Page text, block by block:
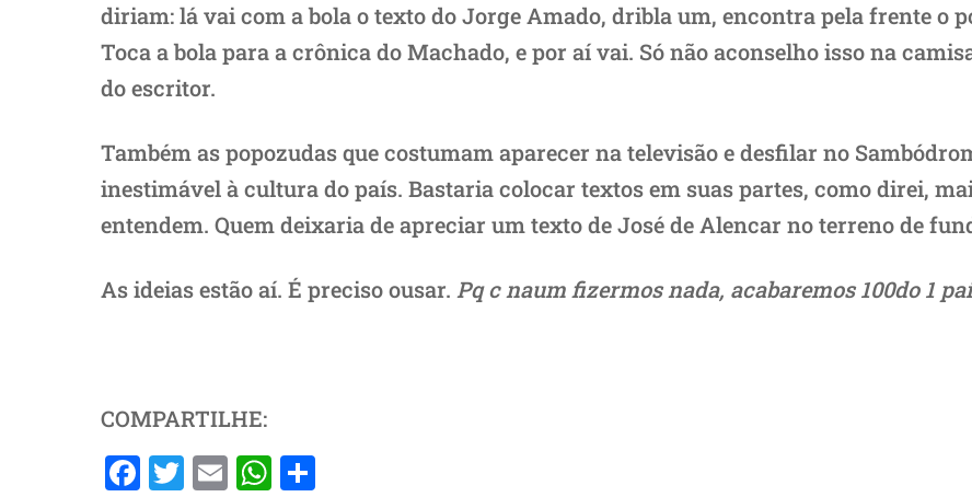
diriam: lá vai com a bola o texto do Jorge Amado, dribla um, encontra pela frente o
Toca a bola para a crônica do Machado, e por aí vai. Só não aconselho isso na
do escritor.
Também as popozudas que costumam aparecer na televisão e desfilar no
inestimável à cultura do país. Bastaria colocar textos em suas partes, como direi,
entendem. Quem deixaria de apreciar um texto de José de Alencar no terreno de
As ideias estão aí. É preciso ousar. Pq c naum fizermos nada, acabaremos 100do 1
COMPARTILHE:
F T E W